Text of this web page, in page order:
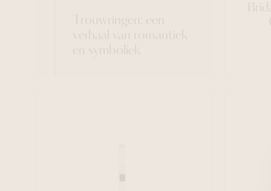
Trouwringen: een
verhaal van romantiek
en symboliek